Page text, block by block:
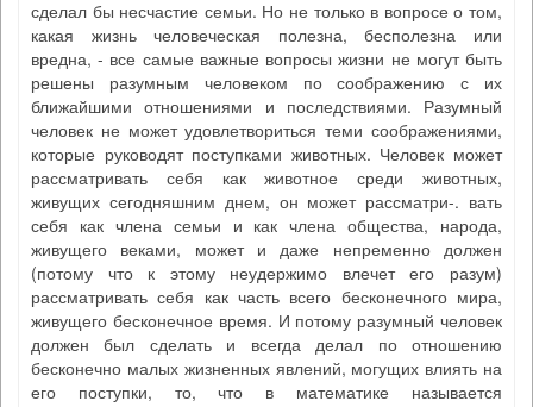
сделал бы несчастие семьи. Но не только в вопросе о том,
какая жизнь человеческая полезна, бесполезна или
вредна, - все самые важные вопросы жизни не могут быть
решены разумным человеком по соображению с их
ближайшими отношениями и последствиями. Разумный
человек не может удовлетвориться теми соображениями,
которые руководят поступками животных. Человек может
рассматривать себя как животное среди животных,
живущих сегодняшним днем, он может рассматри-. вать
себя как члена семьи и как члена общества, народа,
живущего веками, может и даже непременно должен
(потому что к этому неудержимо влечет его разум)
рассматривать себя как часть всего бесконечного мира,
живущего бесконечное время. И потому разумный человек
должен был сделать и всегда делал по отношению
бесконечно малых жизненных явлений, могущих влиять на
его поступки, то, что в математике называется